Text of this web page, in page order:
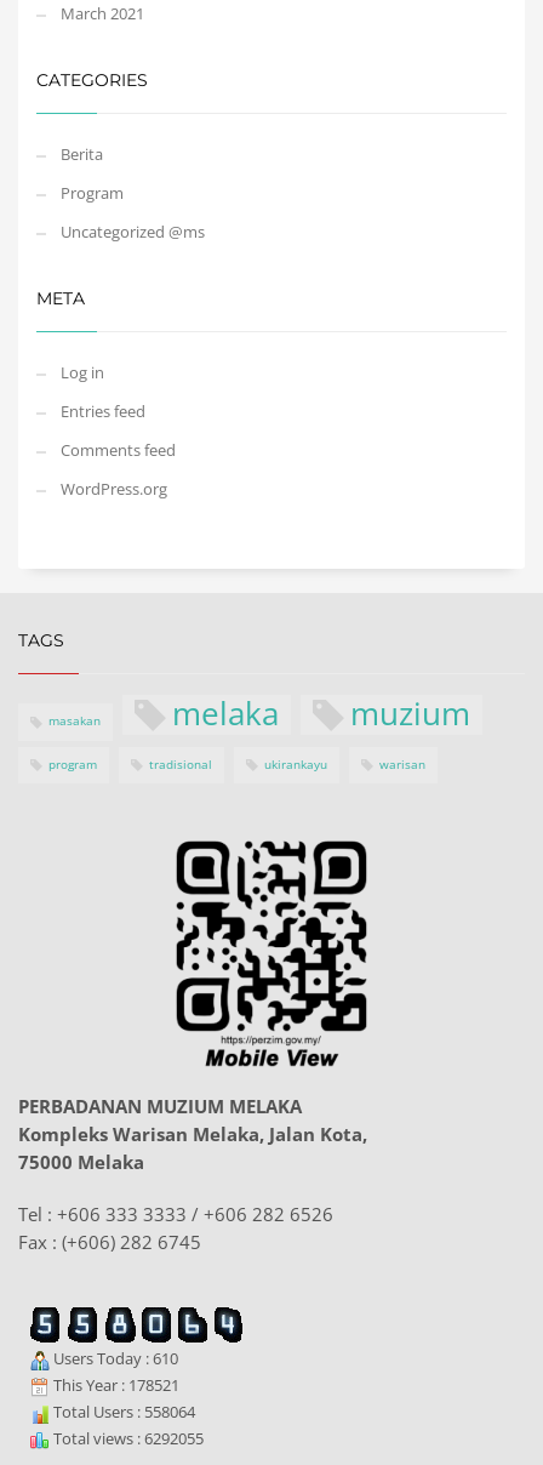
March 2021
CATEGORIES
Berita
Program
Uncategorized @ms
META
Log in
Entries feed
Comments feed
WordPress.org
TAGS
masakan melaka muzium
program tradisional ukirankayu warisan
PERBADANAN MUZIUM MELAKA
Kompleks Warisan Melaka, Jalan Kota,
75000 Melaka
Tel : +606 333 3333 / +606 282 6526
Fax : (+606) 282 6745
Users Today : 610
This Year : 178521
Total Users : 558064
Total views : 6292055